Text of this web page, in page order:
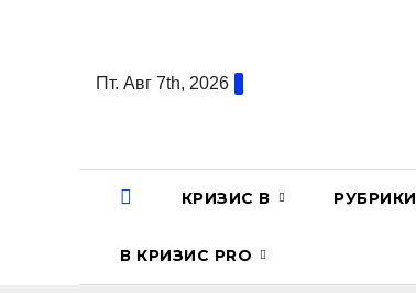
содержаниюПт. Авг 7th, 2026
КРИЗИС В РУБРИКИ
В КРИЗИС PRO